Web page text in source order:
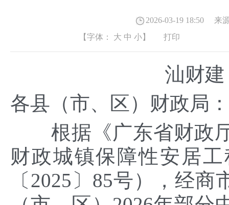
2026-03-19 18:50 来
【字体： 大 中 小】 打印
汕财建
各县（市、区）财政局：
根据《广东省财政厅
财政城镇保障性安居
〔2025〕85号），经